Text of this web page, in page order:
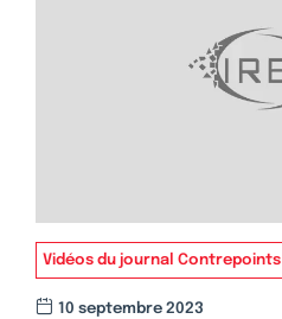
Vidéos du journal Contrepoints
10 septembre 2023